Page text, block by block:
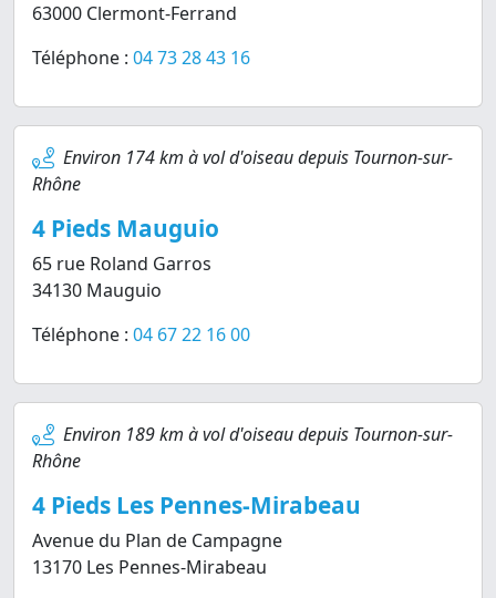
63000 Clermont-Ferrand
Téléphone : 04 73 28 43 16
Environ 174 km à vol d'oiseau depuis Tournon-sur-
Rhône
4 Pieds Mauguio
65 rue Roland Garros
34130 Mauguio
Téléphone : 04 67 22 16 00
Environ 189 km à vol d'oiseau depuis Tournon-sur-
Rhône
4 Pieds Les Pennes-Mirabeau
Avenue du Plan de Campagne
13170 Les Pennes-Mirabeau